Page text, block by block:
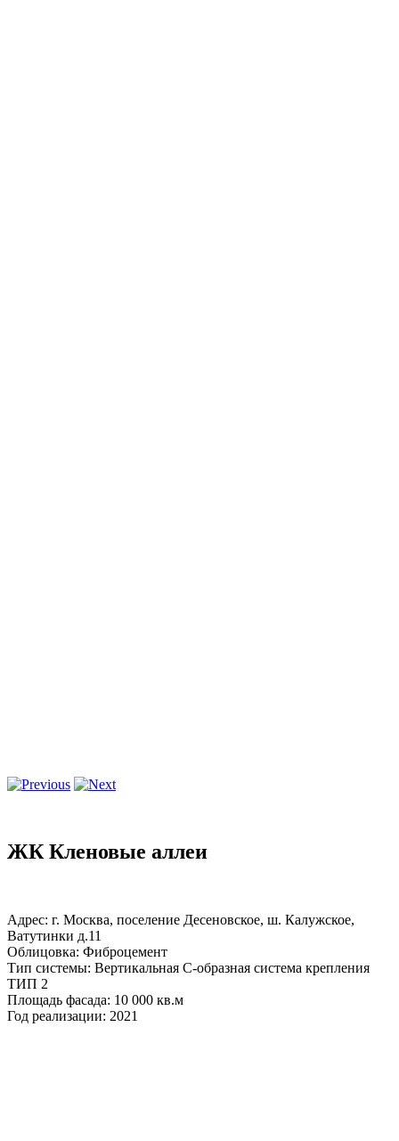
ЖК Кленовые аллеи
Адрес: г. Москва, поселение Десеновское, ш. Калужское,
Ватутинки д.11
Облицовка: Фиброцемент
Тип системы: Вертикальная С-образная система крепления
ТИП 2
Площадь фасада: 10 000 кв.м
Год реализации: 2021